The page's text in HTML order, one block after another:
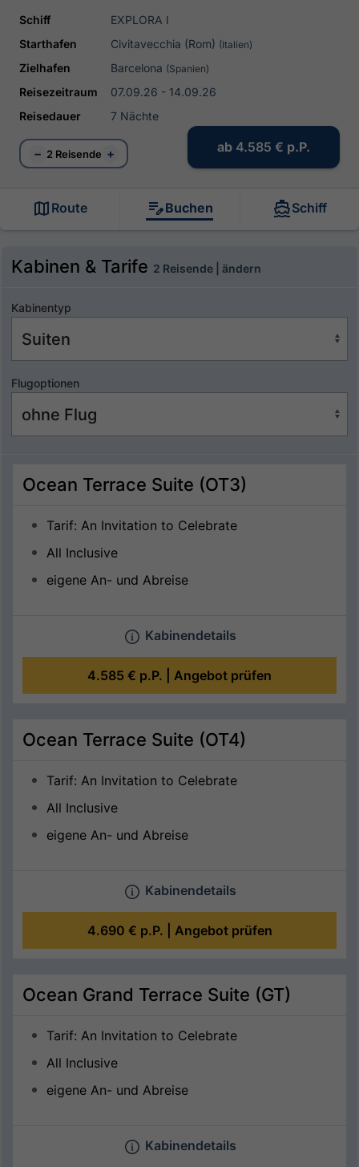
Schiff
EXPLORA I
Starthafen
Civitavecchia (Rom) (Italien)
Zielhafen Barcelona (Spanien)
Reisezeitraum
07.09.26 - 14.09.26
Reisedauer
7 Nächte
− 2 Reisende + ab 4.585 € p.P.
Route Buchen Schiff
Kabinen & Tarife 2 Reisende | ändern
Kabinentyp
Flugoptionen
Ocean Terrace Suite (OT3)
Tarif: An Invitation to Celebrate
All Inclusive
eigene An- und Abreise
Kabinendetails
4.585 € p.P. | Angebot prüfen
Ocean Terrace Suite (OT4)
Tarif: An Invitation to Celebrate
All Inclusive
eigene An- und Abreise
Kabinendetails
4.690 € p.P. | Angebot prüfen
Ocean Grand Terrace Suite (GT)
Tarif: An Invitation to Celebrate
All Inclusive
eigene An- und Abreise
Kabinendetails